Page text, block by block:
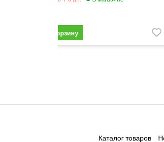
Каталог товаров